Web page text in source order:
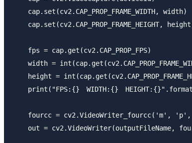
    cap.set(cv2.CAP_PROP_FRAME_WIDTH, width)
cap.set(cv2.CAP_PROP_FRAME_HEIGHT,
    fps = cap.get(cv2.CAP_PROP_FPS)
width =
height =
print("FPS:{}　WIDTH:{}　
fourcc = cv2.VideoWriter_fourcc('m',
out = cv2.VideoWriter(outputFileName,